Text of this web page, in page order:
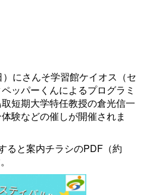
にさんそ学習館ケイオス（セ
ッパーくんによるプログラミ
短期大学特任教授の倉光信一
験などの催しが開催されま
ると案内チラシのPDF（約